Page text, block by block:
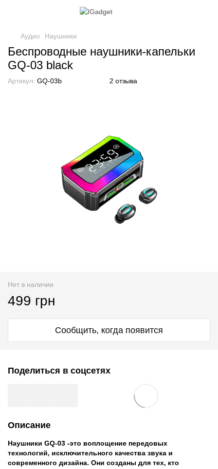
Аудио Наушники
Беспроводные наушники-капельки
GQ-03 black
Артикул: GQ-03b 2 отзыва
Нет в наличии
499 грн
Сообщить, когда появится
Поделиться в соцсетях
Описание
Наушники GQ-03 -это воплощение передовых
технологий, исключительного качества звука и
современного дизайна. Они созданы для тех, кто